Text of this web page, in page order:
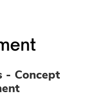
- Concept